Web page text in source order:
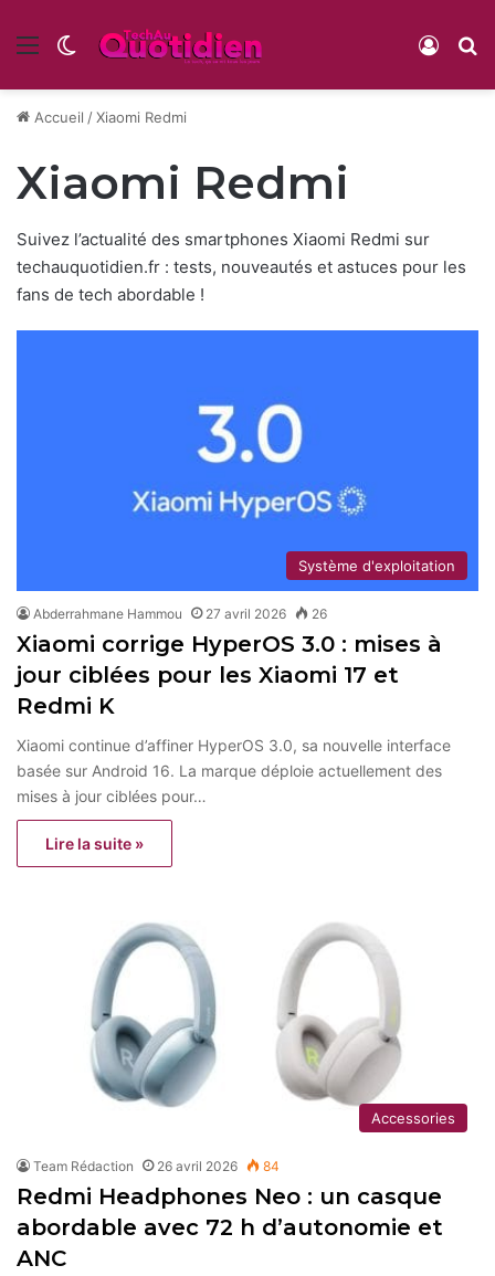
Menu Switch skin
Accueil /Xiaomi Redmi
Xiaomi Redmi
Suivez l’actualité des smartphones Xiaomi Redmi sur
techauquotidien.fr : tests, nouveautés et astuces pour les
fans de tech abordable !
Système d'exploitation
Abderrahmane Hammou 27 avril 2026 26
Xiaomi corrige HyperOS 3.0 : mises à
jour ciblées pour les Xiaomi 17 et
Redmi K
Xiaomi continue d’affiner HyperOS 3.0, sa nouvelle interface
basée sur Android 16. La marque déploie actuellement des
mises à jour ciblées pour…
Lire la suite »
Accessories
Team Rédaction 26 avril 2026 84
Redmi Headphones Neo : un casque
abordable avec 72 h d’autonomie et
ANC